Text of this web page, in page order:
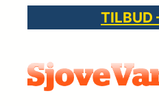
indhold
TILBUD